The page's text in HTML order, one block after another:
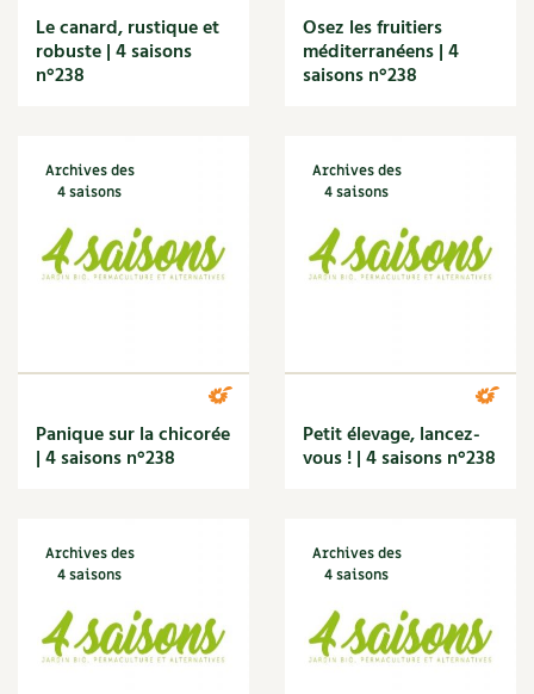
Le canard, rustique et
robuste | 4 saisons
n°238
Osez les fruitiers
méditerranéens | 4
saisons n°238
Archives des
4 saisons
Panique sur la chicorée
| 4 saisons n°238
Archives des
4 saisons
Petit élevage, lancez-
vous ! | 4 saisons n°238
Archives des
4 saisons
Archives des
4 saisons